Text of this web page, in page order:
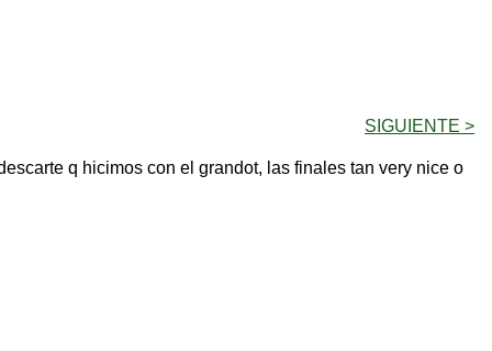
SIGUIENTE >
q hicimos con el grandot, las finales tan very nice o